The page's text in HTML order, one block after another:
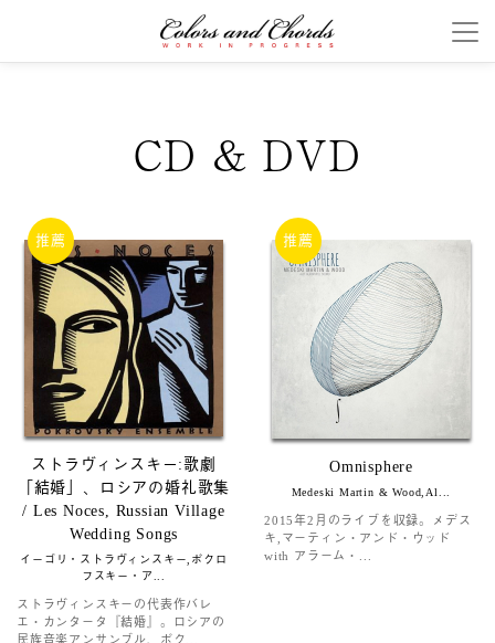
CD & DVD
推薦
ストラヴィンスキー:歌劇
「結婚」、ロシアの婚礼歌集
/ Les Noces, Russian Village
Wedding Songs
イーゴリ・ストラヴィンスキー,ポクロ
フスキー・ア...
ストラヴィンスキーの代表作バレ
エ・カンタータ『結婚』。ロシアの
民族音楽アンサンブル、ポク...
推薦
Omnisphere
Medeski Martin & Wood,Al...
2015年2月のライブを収録。メデス
キ,マーティン・アンド・ウッド
with アラーム・...